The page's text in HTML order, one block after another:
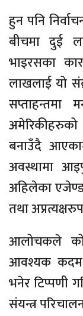
हुन पनि
बीचमा दुई
भाइरसका
लाखलाई यो
सप्ताहन्तमा
अमेरिकीहरुको
बनाउँदै
अवस्थामा
अहिलेका
तथा
आलोचकले
आवश्यक कदम
भनेर टिप्पणी
संयन्त्र